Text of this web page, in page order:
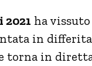
2021 ha
in
torna in